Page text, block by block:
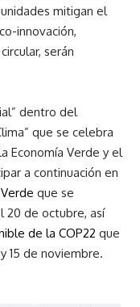
mitigan el
innovación,
serán
dentro del
que se celebra
Economía Verde y el
a continuación en
que se
20 de octubre, así
de la COP22 que
15 de noviembre.